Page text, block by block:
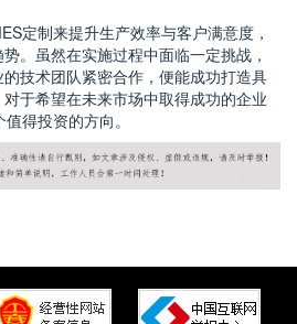
定制来提升生产效率与客户满意度，
。虽然在实施过程中面临一定挑战，
技术团队紧密合作，便能成功打造具
于希望在未来市场中取得成功的企业
得投资的方向。